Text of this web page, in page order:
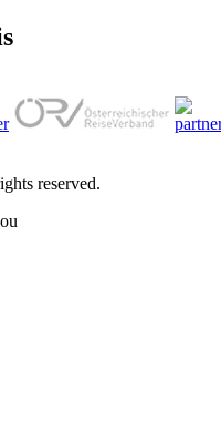
reserved.